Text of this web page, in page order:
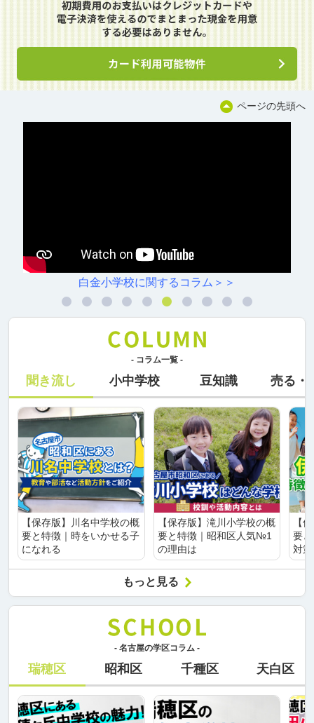
ページの先頭へ
白金小学校に関するコラム＞＞
- コラム一覧 -
聞き流し 小中学校 豆知識 売る・
【保存版】川名中学校の概
要と特徴｜時をいかせる子
になれる
【保存版】滝川小学校の概
要と特徴｜昭和区人気№1
の理由は
【
要
対
もっと見る
- 名古屋の学区コラム -
瑞穂区 昭和区 千種区 天白区